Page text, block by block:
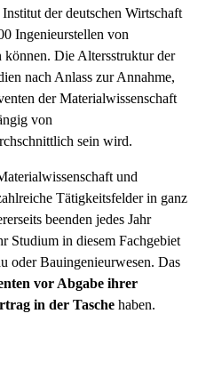
der deutschen Wirtschaft
Ingenieurstellen von
können. Die Altersstruktur der
nach Anlass zur Annahme,
der Materialwissenschaft
von
sein wird.
und
Tätigkeitsfelder in ganz
beenden jedes Jahr
Studium in diesem Fachgebiet
oder Bauingenieurwesen. Das
vor Abgabe ihrer
in der Tasche haben.